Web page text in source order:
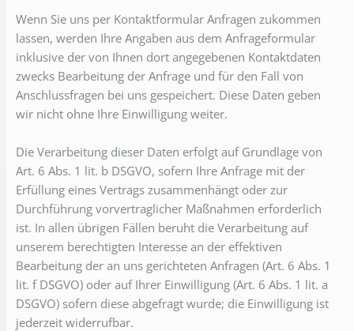
Wenn Sie uns per Kontaktformular Anfragen zukommen
lassen, werden Ihre Angaben aus dem Anfrageformular
inklusive der von Ihnen dort angegebenen Kontaktdaten
zwecks Bearbeitung der Anfrage und für den Fall von
Anschlussfragen bei uns gespeichert. Diese Daten geben
wir nicht ohne Ihre Einwilligung weiter.
Die Verarbeitung dieser Daten erfolgt auf Grundlage von
Art. 6 Abs. 1 lit. b DSGVO, sofern Ihre Anfrage mit der
Erfüllung eines Vertrags zusammenhängt oder zur
Durchführung vorvertraglicher Maßnahmen erforderlich
ist. In allen übrigen Fällen beruht die Verarbeitung auf
unserem berechtigten Interesse an der effektiven
Bearbeitung der an uns gerichteten Anfragen (Art. 6 Abs. 1
lit. f DSGVO) oder auf Ihrer Einwilligung (Art. 6 Abs. 1 lit. a
DSGVO) sofern diese abgefragt wurde; die Einwilligung ist
jederzeit widerrufbar.